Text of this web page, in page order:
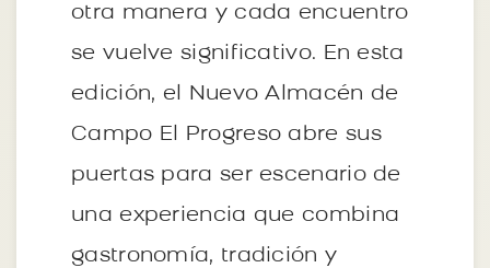
otra manera y cada encuentro
se vuelve significativo. En esta
edición, el Nuevo Almacén de
Campo El Progreso abre sus
puertas para ser escenario de
una experiencia que combina
gastronomía, tradición y